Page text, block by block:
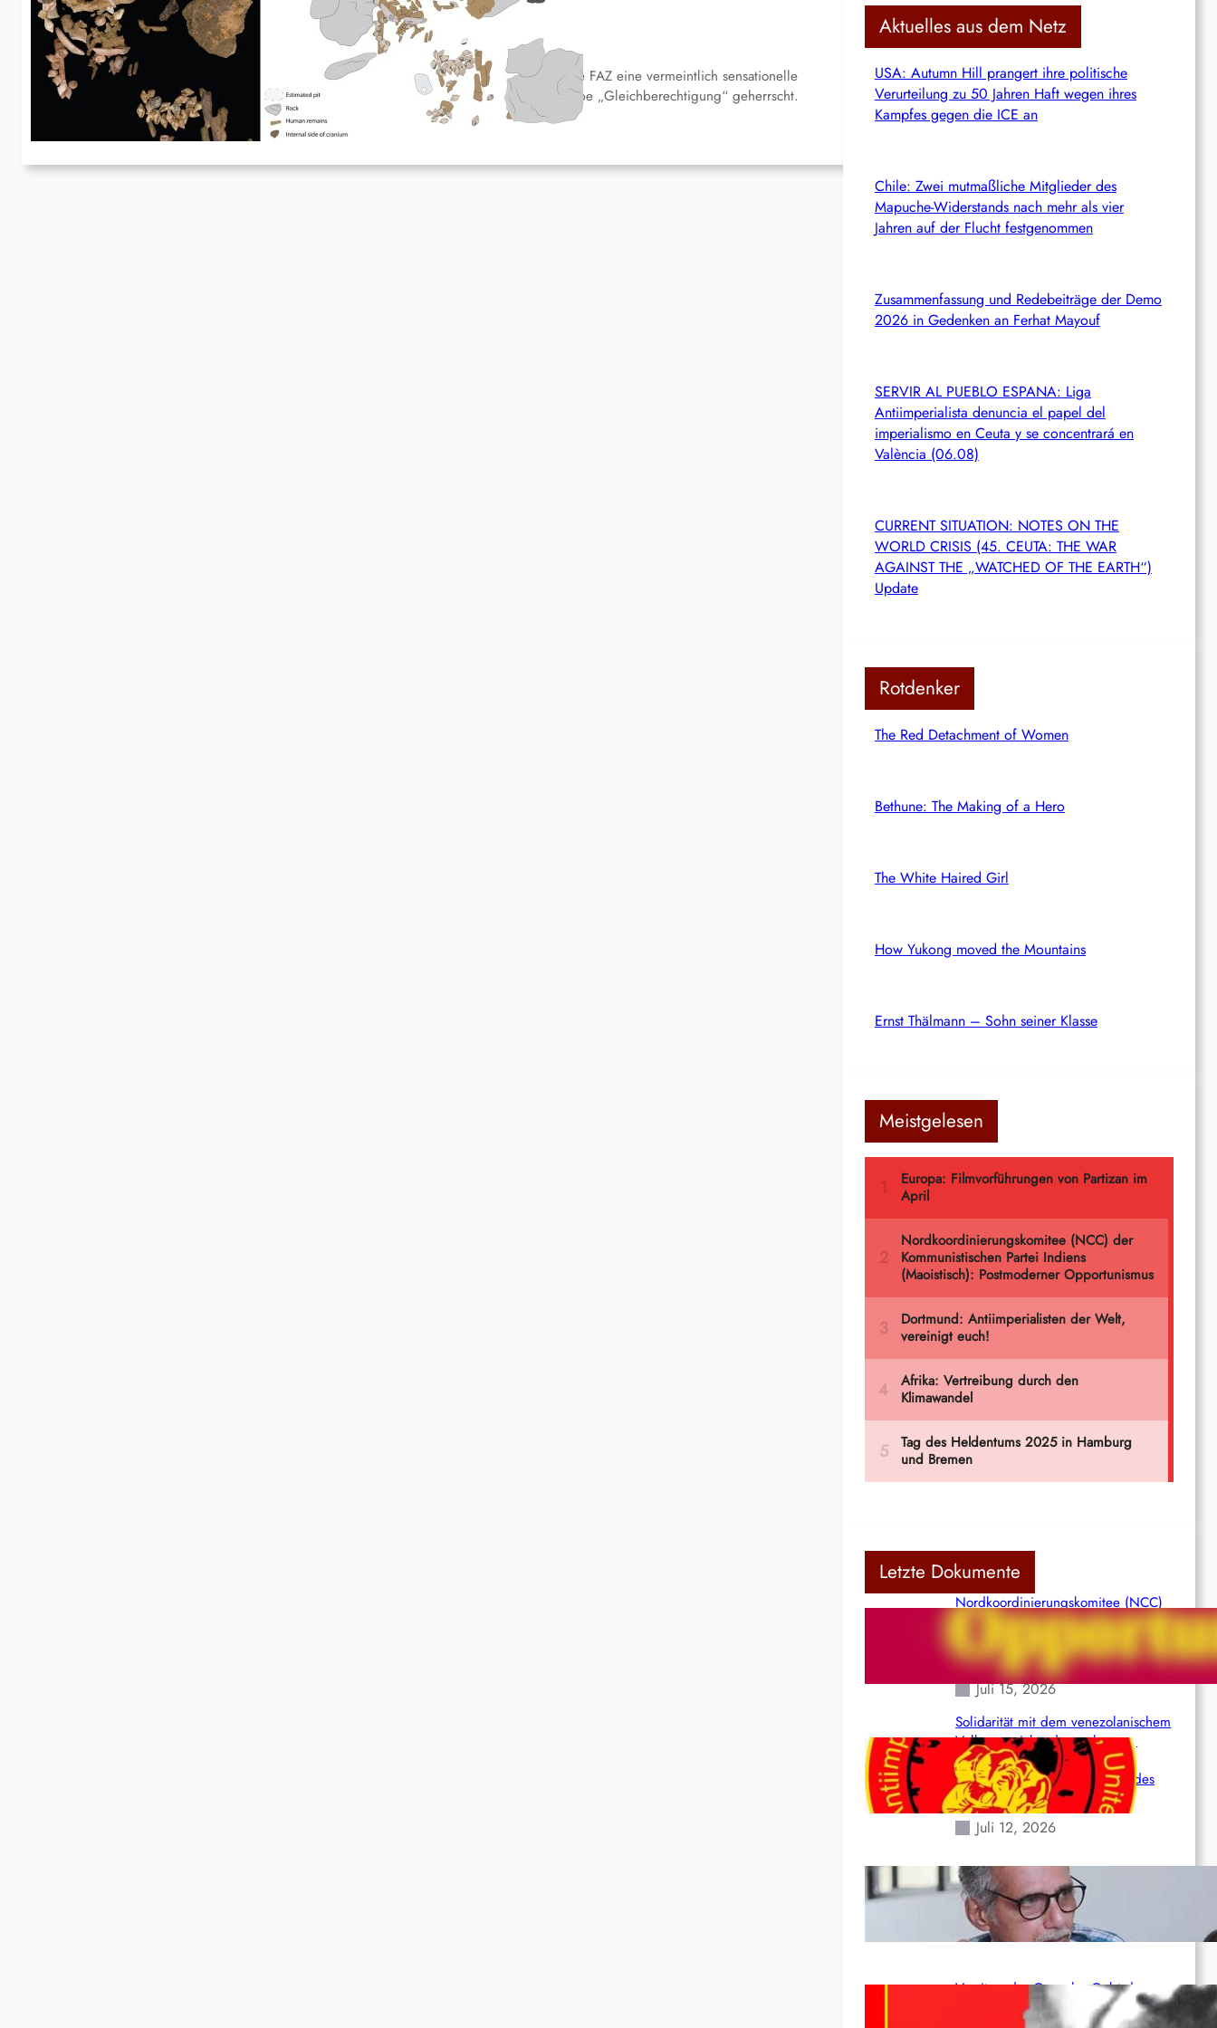
der anderen
Feb. 14, 2022
Am 06.02.2022 vermeldete die FAZ eine vermeintlich sensationelle
Entdeckung. In der Steinzeit habe „Gleichberechtigung“ geherrscht.
Anlass für diese Erkenntnis ist…
c
Aktuelles aus dem Netz
USA: Autumn Hill prangert ihre politische
Verurteilung zu 50 Jahren Haft wegen ihres
Kampfes gegen die ICE an
Chile: Zwei mutmaßliche Mitglieder des
Mapuche-Widerstands nach mehr als vier
Jahren auf der Flucht festgenommen
Zusammenfassung und Redebeiträge der Demo
2026 in Gedenken an Ferhat Mayouf
SERVIR AL PUEBLO ESPANA: Liga
Antiimperialista denuncia el papel del
imperialismo en Ceuta y se concentrará en
València (06.08)
CURRENT SITUATION: NOTES ON THE
WORLD CRISIS (45. CEUTA: THE WAR
AGAINST THE „WATCHED OF THE EARTH“)
Update
Rotdenker
The Red Detachment of Women
Bethune: The Making of a Hero
The White Haired Girl
How Yukong moved the Mountains
Ernst Thälmann – Sohn seiner Klasse
Meistgelesen
Letzte Dokumente
Nordkoordinierungskomitee (NCC)
der Kommunistischen Partei Indiens
(Maoistisch): Postmoderner
Opportunismus
Juli 15, 2026
Solidarität mit dem venezolanischem
Volk angesichts der verlorenen
Leben und der katastrophalen
Situation durch die Erdbeben des
24. Juni!
Juli 12, 2026
Indien: „Die Politik der Kapitulation“
von K. Murali (Ajith)
Juli 1, 2026
Vorsitzender Gonzalo: Gebt das
Leben für die Partei und die